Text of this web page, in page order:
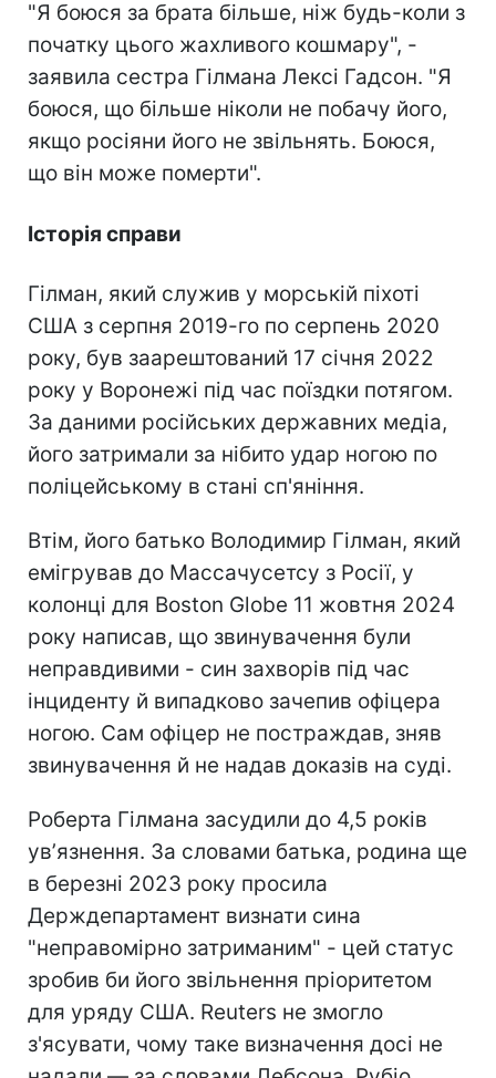
"Я боюся за брата більше, ніж будь-коли з
початку цього жахливого кошмару", -
заявила сестра Гілмана Лексі Гадсон. "Я
боюся, що більше ніколи не побачу його,
якщо росіяни його не звільнять. Боюся,
що він може померти".
Історія справи
Гілман, який служив у морській піхоті
США з серпня 2019-го по серпень 2020
року, був заарештований 17 січня 2022
року у Воронежі під час поїздки потягом.
За даними російських державних медіа,
його затримали за нібито удар ногою по
поліцейському в стані сп'яніння.
Втім, його батько Володимир Гілман, який
емігрував до Массачусетсу з Росії, у
колонці для Boston Globe 11 жовтня 2024
року написав, що звинувачення були
неправдивими - син захворів під час
інциденту й випадково зачепив офіцера
ногою. Сам офіцер не постраждав, зняв
звинувачення й не надав доказів на суді.
Роберта Гілмана засудили до 4,5 років
увʼязнення. За словами батька, родина ще
в березні 2023 року просила
Держдепартамент визнати сина
"неправомірно затриманим" - цей статус
зробив би його звільнення пріоритетом
для уряду США. Reuters не змогло
з'ясувати, чому таке визначення досі не